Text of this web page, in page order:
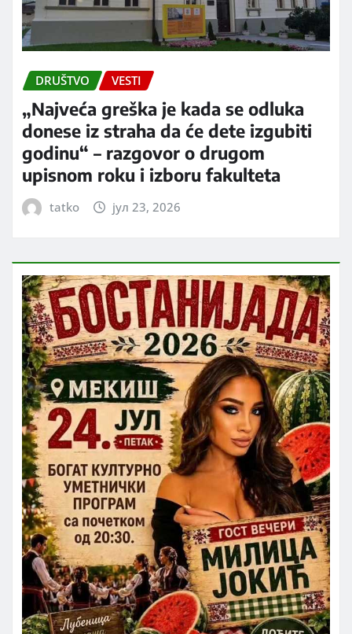
DRUŠTVO VESTI
„Najveća greška je kada se odluka
donese iz straha da će dete izgubiti
godinu“ – razgovor o drugom
upisnom roku i izboru fakulteta
tatko јул 23, 2026